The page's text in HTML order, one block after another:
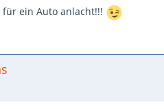
ein Auto anlacht!!!